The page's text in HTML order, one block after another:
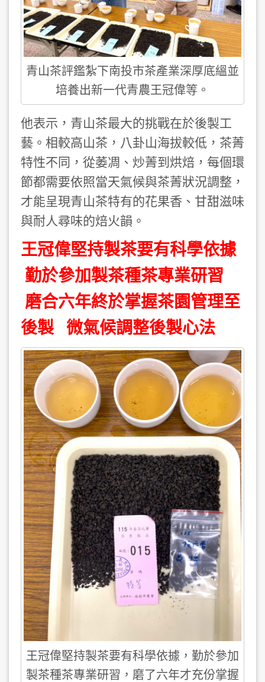
青山茶評鑑紮下南投市茶產業深厚底縕並
培養出新一代青農王冠偉等。
他表示，青山茶最大的挑戰在於後製工
藝。相較高山茶，八卦山海拔較低，茶菁
特性不同，從萎凋、炒菁到烘焙，每個環
節都需要依照當天氣候與茶菁狀況調整，
才能呈現青山茶特有的花果香、甘甜滋味
與耐人尋味的焙火韻。
王冠偉堅持製茶要有科學依據
勤於參加製茶種茶專業研習
磨合六年終於掌握茶園管理至
後製 微氣候調整後製心法
王冠偉堅持製茶要有科學依據，勤於參加
製茶種茶專業研習，磨了六年才充份掌握